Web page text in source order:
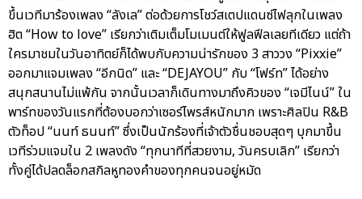
ขึ้นเวทีมาร้องเพลง “ลังเล” ต่อด้วยการโชว์สเตปแดนซ์ไฟลุกในเพลง
ฮิต “How to love” เรียกว่าเติมเต็มโมเมนต์ให้ฟูลฟีลเลยทีเดียว แต่ถ้า
ใครมาชมในวันอาทิตย์ก็ได้พบกับความน่ารักของ 3 สาววง “Pixxie”
ออกมาแจมเพลง “อีกนิด” และ “DEJAYOU” กับ “โฟร์ท” ได้อย่าง
สนุกสนานไม่แพ้กัน จากนั้นเวลาก็เดินทางมาถึงคิวของ “เจมีไนน์” ใน
พาร์ทของวันแรกที่ต้องบอกว่าเซอร์ไพรส์หนักมาก เพราะศิลปิน R&B
ตัวท็อป “นนท์ ธนนท์” ซึ่งเป็นนักร้องที่เจ้าตัวชื่นชอบสุดๆ บุกมาขึ้น
เวทีร่วมแจมใน 2 เพลงดัง “ทุกนาทีที่สวยงาม, วันครบเลิก” เรียกว่า
ทั้งคู่ได้ปลดล็อกสกิลหูทองคำของทุกคนจนอยู่หมัด